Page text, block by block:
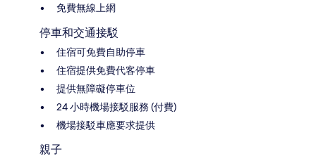
免費無線上網
停車和交通接駁
住宿可免費自助停車
住宿提供免費代客停車
提供無障礙停車位
24 小時機場接駁服務 (付費)
機場接駁車應要求提供
親子